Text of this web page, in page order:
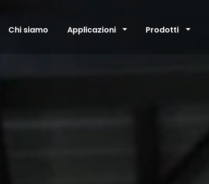
Chi siamo Applicazioni Prodotti